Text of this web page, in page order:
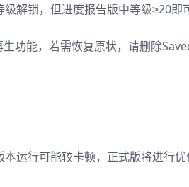
解锁，但进度报告版中等级≥20即
功能，若需恢复原状，请删除
本运行可能较卡顿，正式版将进行优